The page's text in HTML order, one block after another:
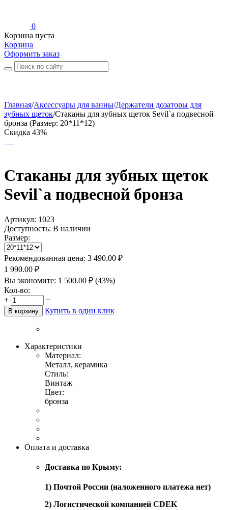
0
Корзина пуста
Корзина
Оформить заказ
Главная/Аксессуары для ванны/Держатели дозаторы для
зубных щеток/Стаканы для зубных щеток Sevil`a подвесной
бронза (Размер: 20*11*12)
Скидка 43%
Стаканы для зубных щеток
Sevil`a подвесной бронза
Артикул: 1023
Доступность: В наличии
Размер:
Рекомендованная цена: 3 490.00 ₽
1 990.00 ₽
Вы экономите: 1 500.00 ₽ (43%)
Кол-во:
+
−
В корзину Купить в один клик
Характеристики
Материал:
Металл, керамика
Стиль:
Винтаж
Цвет:
бронза
Оплата и доставка
Доставка по Крыму:
1) Почтой России (наложенного платежа нет)
2) Логистической компанией CDEK